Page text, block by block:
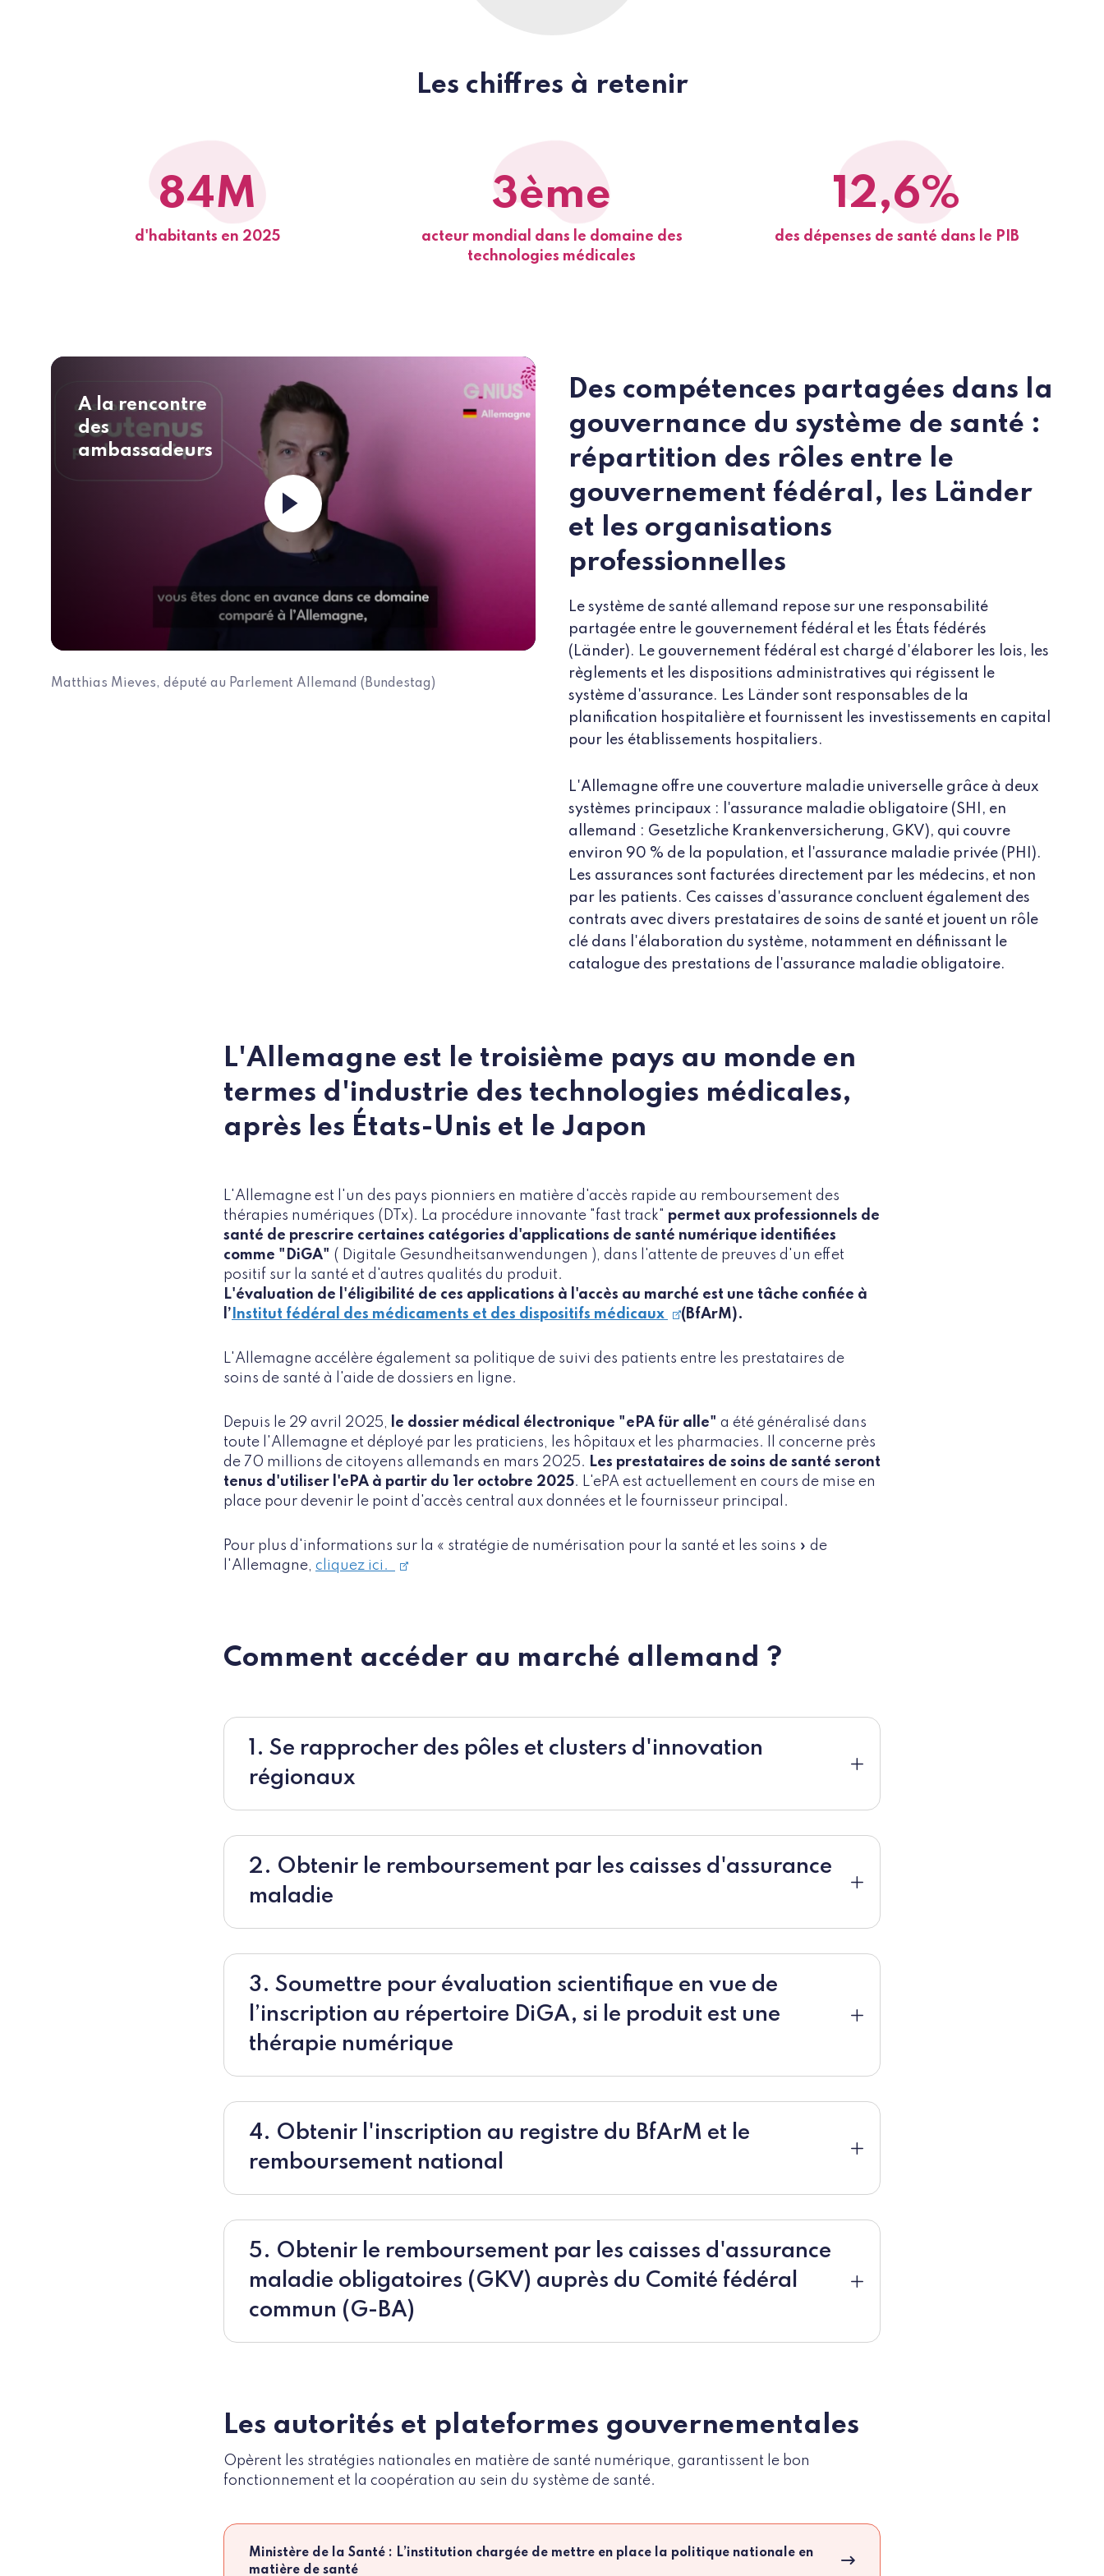
Les chiffres à retenir
84M
d'habitants en 2025
3ème
acteur mondial dans le domaine des
technologies médicales
12,6%
des dépenses de santé dans le PIB
Des compétences partagées dans la
gouvernance du système de santé :
répartition des rôles entre le
gouvernement fédéral, les Länder
et les organisations
professionnelles
Le système de santé allemand repose sur une responsabilité
partagée entre le gouvernement fédéral et les États fédérés
(Länder). Le gouvernement fédéral est chargé d'élaborer les lois, les
règlements et les dispositions administratives qui régissent le
système d'assurance. Les Länder sont responsables de la
planification hospitalière et fournissent les investissements en capital
pour les établissements hospitaliers.
L'Allemagne offre une couverture maladie universelle grâce à deux
systèmes principaux : l'assurance maladie obligatoire (SHI, en
allemand : Gesetzliche Krankenversicherung, GKV), qui couvre
environ 90 % de la population, et l'assurance maladie privée (PHI).
Les assurances sont facturées directement par les médecins, et non
par les patients. Ces caisses d'assurance concluent également des
contrats avec divers prestataires de soins de santé et jouent un rôle
clé dans l'élaboration du système, notamment en définissant le
catalogue des prestations de l'assurance maladie obligatoire.
A la rencontre
des
ambassadeurs
Matthias Mieves, député au Parlement Allemand (Bundestag)
L'Allemagne est le troisième pays au monde en
termes d'industrie des technologies médicales,
après les États-Unis et le Japon
L'Allemagne est l'un des pays pionniers en matière d'accès rapide au remboursement des
thérapies numériques (DTx). La procédure innovante "fast track" permet aux professionnels de
santé de prescrire certaines catégories d'applications de santé numérique identifiées
comme "DiGA" ( Digitale Gesundheitsanwendungen ), dans l'attente de preuves d'un effet
positif sur la santé et d'autres qualités du produit.
L'évaluation de l'éligibilité de ces applications à l'accès au marché est une tâche confiée à
l’ Institut fédéral des médicaments et des dispositifs médicaux (BfArM).
L'Allemagne accélère également sa politique de suivi des patients entre les prestataires de
soins de santé à l'aide de dossiers en ligne.
Depuis le 29 avril 2025, le dossier médical électronique "ePA für alle" a été généralisé dans
toute l'Allemagne et déployé par les praticiens, les hôpitaux et les pharmacies. Il concerne près
de 70 millions de citoyens allemands en mars 2025. Les prestataires de soins de santé seront
tenus d'utiliser l'ePA à partir du 1er octobre 2025. L'ePA est actuellement en cours de mise en
place pour devenir le point d'accès central aux données et le fournisseur principal.
Pour plus d'informations sur la « stratégie de numérisation pour la santé et les soins » de
l'Allemagne, cliquez ici.
Comment accéder au marché allemand ?
1. Se rapprocher des pôles et clusters d'innovation
régionaux
2. Obtenir le remboursement par les caisses d'assurance
maladie
3. Soumettre pour évaluation scientifique en vue de
l’inscription au répertoire DiGA, si le produit est une
thérapie numérique
4. Obtenir l'inscription au registre du BfArM et le
remboursement national
5. Obtenir le remboursement par les caisses d'assurance
maladie obligatoires (GKV) auprès du Comité fédéral
commun (G-BA)
Les autorités et plateformes gouvernementales
Opèrent les stratégies nationales en matière de santé numérique, garantissent le bon
fonctionnement et la coopération au sein du système de santé.
Ministère de la Santé : L’institution chargée de mettre en place la politique nationale en
matière de santé